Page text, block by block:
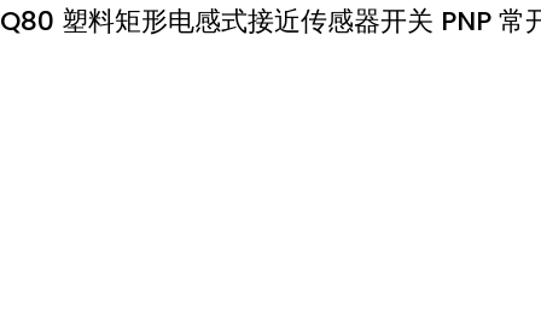
Q80 塑料矩形电感式接近传感器开关 PNP 常